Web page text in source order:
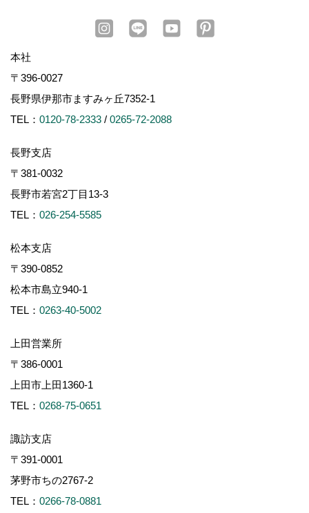
本社
〒396-0027
長野県伊那市ますみヶ丘7352-1
TEL： 0120-78-2333 / 0265-72-2088
長野支店
〒381-0032
長野市若宮2丁目13-3
TEL： 026-254-5585
松本支店
〒390-0852
松本市島立940-1
TEL： 0263-40-5002
上田営業所
〒386-0001
上田市上田1360-1
TEL： 0268-75-0651
諏訪支店
〒391-0001
茅野市ちの2767-2
TEL： 0266-78-0881